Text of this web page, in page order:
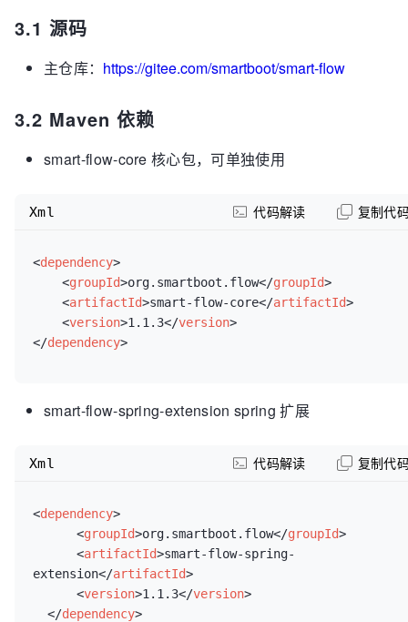
3.1 源码
主仓库： https://gitee.com/smartboot/smart-flow
3.2 Maven 依赖
smart-flow-core 核心包，可单独使用
<dependency>
<groupId>org.smartboot.flow</groupId>
<artifactId>smart-flow-core</artifactId>
<version>1.1.3</version>
</dependency>
Xml 代码解读 复制代
smart-flow-spring-extension spring 扩展
<dependency>
<groupId>org.smartboot.flow</groupId>
<artifactId>smart-flow-spring-
extension</artifactId>
<version>1.1.3</version>
</dependency>
Xml 代码解读 复制代